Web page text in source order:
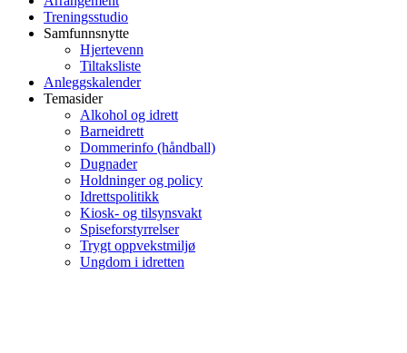
Treningsstudio
Samfunnsnytte
Hjertevenn
Tiltaksliste
Anleggskalender
Temasider
Alkohol og idrett
Barneidrett
Dommerinfo (håndball)
Dugnader
Holdninger og policy
Idrettspolitikk
Kiosk- og tilsynsvakt
Spiseforstyrrelser
Trygt oppvekstmiljø
Ungdom i idretten